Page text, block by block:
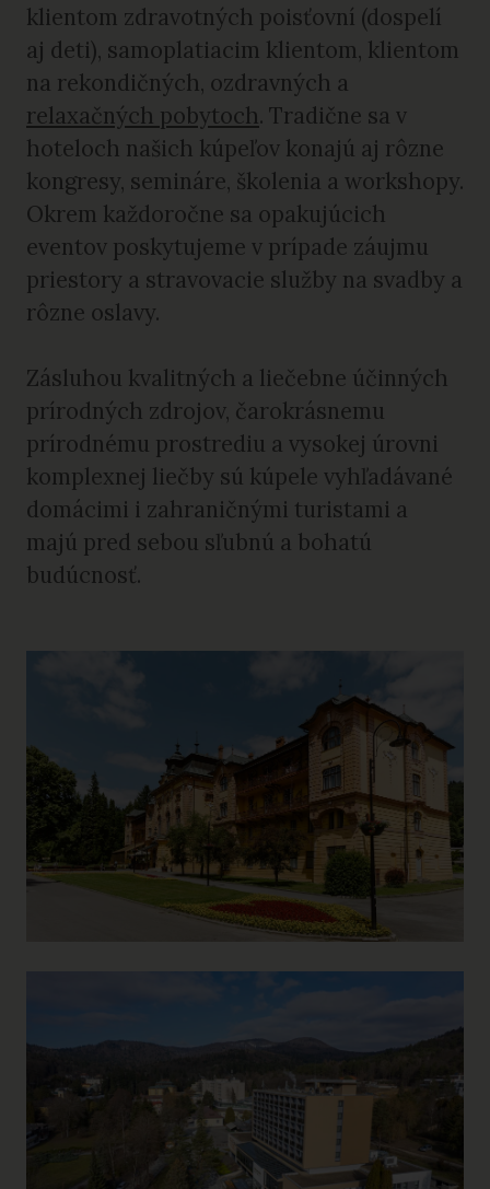
klientom zdravotných poisťovní (dospelí
aj deti), samoplatiacim klientom, klientom
na rekondičných, ozdravných a
relaxačných pobytoch. Tradične sa v
hoteloch našich kúpeľov konajú aj rôzne
kongresy, semináre, školenia a workshopy.
Okrem každoročne sa opakujúcich
eventov poskytujeme v prípade záujmu
priestory a stravovacie služby na svadby a
rôzne oslavy.
Zásluhou kvalitných a liečebne účinných
prírodných zdrojov, čarokrásnemu
prírodnému prostrediu a vysokej úrovni
komplexnej liečby sú kúpele vyhľadávané
domácimi i zahraničnými turistami a
majú pred sebou sľubnú a bohatú
budúcnosť.